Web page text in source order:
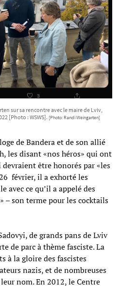
sur sa rencontre avec le maire de Lviv,
[Photo : WSWS]. [Photo: Randi Weingarten]
de Bandera et de son allié
les disant «nos héros» qui ont
être honorés par «les
février, il a exhorté les
avec ce qu’il a appelé des
– son terme pour les cocktails
de grands pans de Lviv
de parc à thème fasciste. La
à la gloire des fascistes
nazis, et de nombreuses
nom. En 2012, le Centre